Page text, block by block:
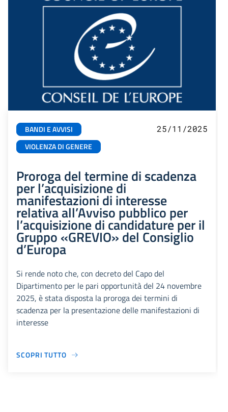
BANDI E AVVISI
VIOLENZA DI GENERE
25/11/2025
Proroga del termine di scadenza
per l’acquisizione di
manifestazioni di interesse
relativa all’Avviso pubblico per
l’acquisizione di candidature per il
Gruppo «GREVIO» del Consiglio
d’Europa
Si rende noto che, con decreto del Capo del
Dipartimento per le pari opportunità del 24 novembre
2025, è stata disposta la proroga dei termini di
scadenza per la presentazione delle manifestazioni di
interesse
SCOPRI TUTTO